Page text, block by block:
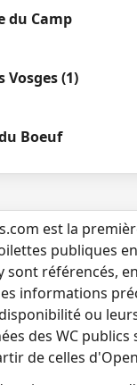
du Camp
Vosges (1)
Boeuf
est la
publiques
sont référencés,
informations
ou
des WC
de celles